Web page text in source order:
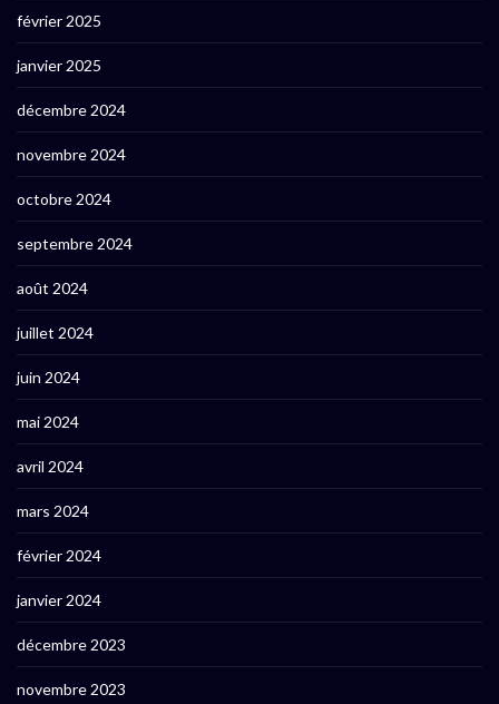
février 2025
janvier 2025
décembre 2024
novembre 2024
octobre 2024
septembre 2024
août 2024
juillet 2024
juin 2024
mai 2024
avril 2024
mars 2024
février 2024
janvier 2024
décembre 2023
novembre 2023